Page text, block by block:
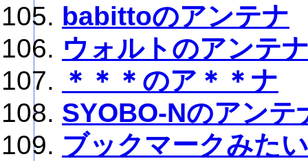
babittoのアンテナ
ウォルトのアンテ
＊＊＊のア＊＊ナ
SYOBO-Nのアンテ
ブックマークみた